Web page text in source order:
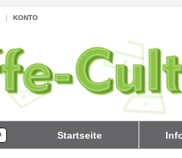
KONTO
Startseite